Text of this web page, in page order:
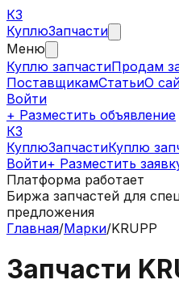
КЗ
КуплюЗапчасти
Меню
Куплю запчастиПродам
ПоставщикамСтатьиО
Войти
+ Разместить объявление
КЗ
КуплюЗапчастиКуплю
Войти+ Разместить
Платформа работает
Биржа запчастей для
предложения
Главная/Марки/KRUPP
Запчасти